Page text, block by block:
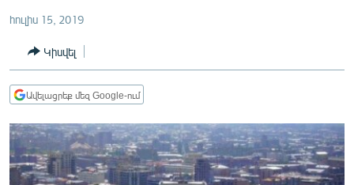
ՀԱՍԱՐԱԿՈՒԹՅՈՒՆ
ՏՆՏԵՍՈՒԹՅՈՒՆ
ՂԱՐԱԲԱՂ
ՊԱՏԵՐԱԶՄԻ 6 ՇԱԲԱԹՆԵՐԸ
ՏԱՐԱԾԱՇՐՋԱՆ
հուլիս 15, 2019
Կիսվել
Ավելացրեք մեզ Google-ում